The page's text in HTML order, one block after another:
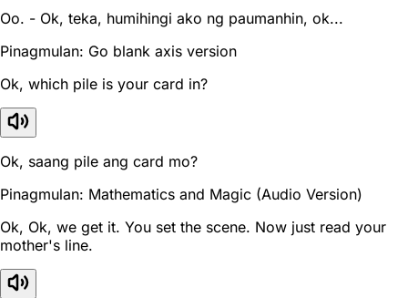
Oo. - Ok, teka, humihingi ako ng paumanhin, ok...
Pinagmulan: Go blank axis version
Ok, which pile is your card in?
Ok, saang pile ang card mo?
Pinagmulan: Mathematics and Magic (Audio Version)
Ok, Ok, we get it. You set the scene. Now just read your
mother's line.